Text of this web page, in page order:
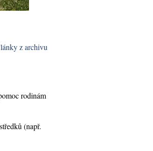
z archivu
rodinám
(např.